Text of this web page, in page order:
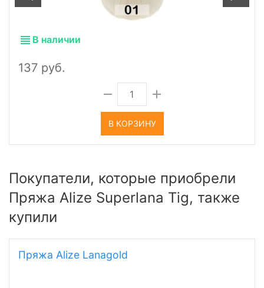
В наличии
137 руб.
В КОРЗИНУ
Покупатели, которые приобрели
Пряжа Alize Superlana Tig, также
купили
Пряжа Alize Lanagold